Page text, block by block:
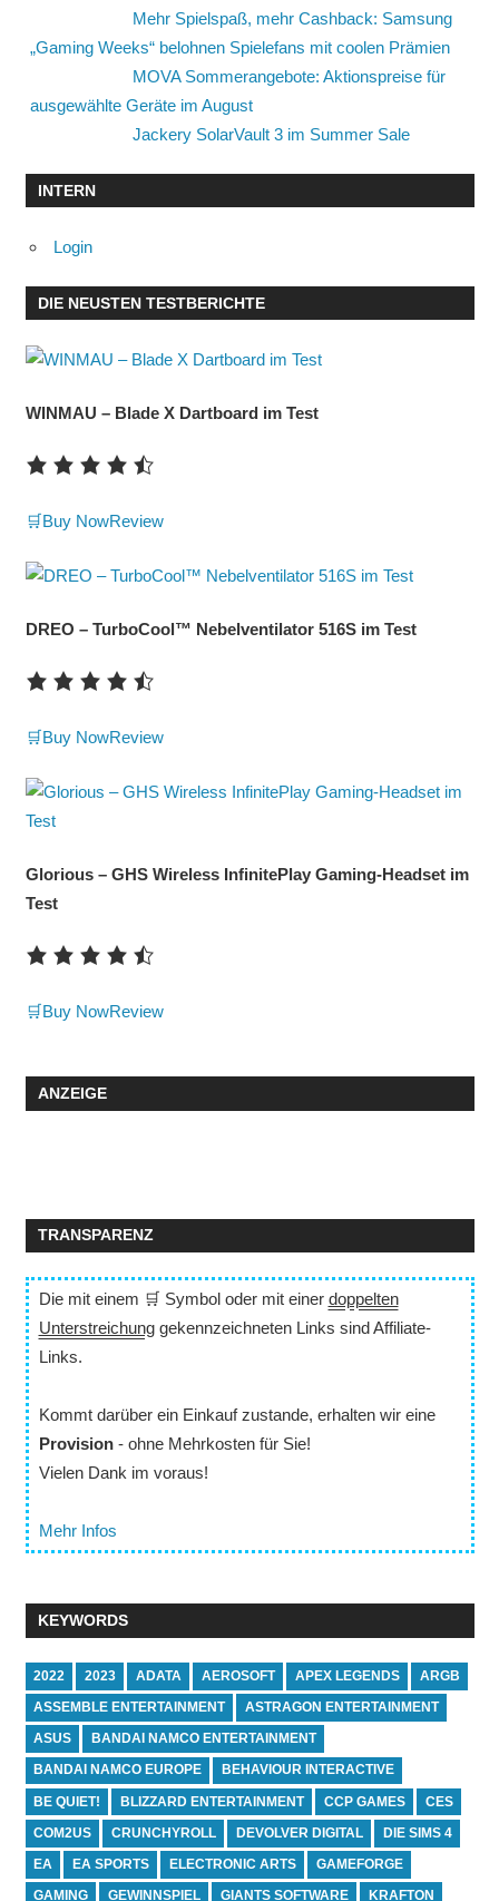
Mehr Spielspaß, mehr Cashback: Samsung
„Gaming Weeks“ belohnen Spielefans mit coolen Prämien
MOVA Sommerangebote: Aktionspreise für
ausgewählte Geräte im August
Jackery SolarVault 3 im Summer Sale
INTERN
Login
DIE NEUSTEN TESTBERICHTE
WINMAU – Blade X Dartboard im Test
🛒Buy NowReview
DREO – TurboCool™ Nebelventilator 516S im Test
🛒Buy NowReview
Glorious – GHS Wireless InfinitePlay Gaming-Headset im
Test
🛒Buy NowReview
ANZEIGE
TRANSPARENZ
Die mit einem 🛒 Symbol oder mit einer doppelten
Unterstreichunggekennzeichneten Links sind Affiliate-
Links.
Kommt darüber ein Einkauf zustande, erhalten wir eine
Provision- ohne Mehrkosten für Sie!
Vielen Dank im voraus!
Mehr Infos
KEYWORDS
2022 2023 ADATA AEROSOFT APEX LEGENDS ARGB
ASSEMBLE ENTERTAINMENT ASTRAGON ENTERTAINMENT
ASUS BANDAI NAMCO ENTERTAINMENT
BANDAI NAMCO EUROPE BEHAVIOUR INTERACTIVE
BE QUIET! BLIZZARD ENTERTAINMENT CCP GAMES CES
COM2US CRUNCHYROLL DEVOLVER DIGITAL DIE SIMS 4
EA EA SPORTS ELECTRONIC ARTS GAMEFORGE
GAMING GEWINNSPIEL GIANTS SOFTWARE KRAFTON